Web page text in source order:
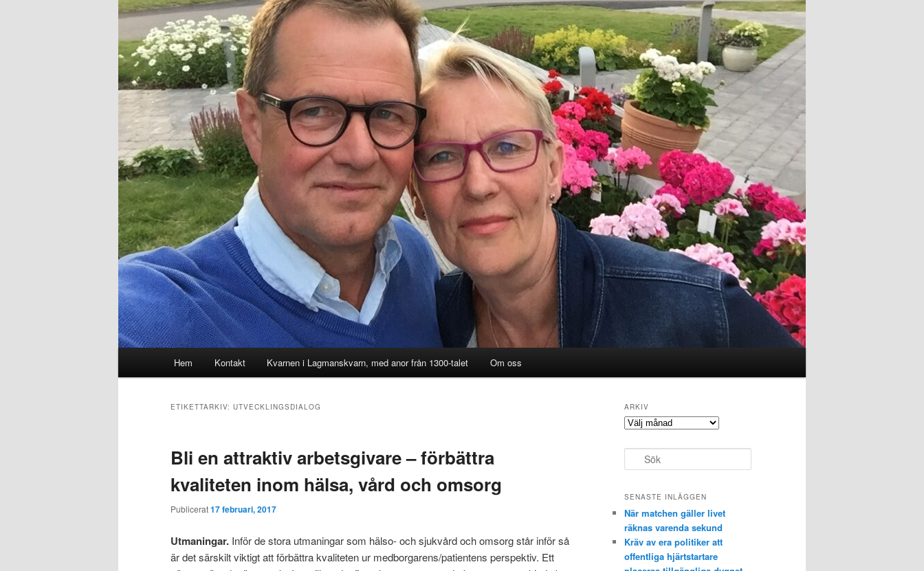
Hem Kontakt Kvarnen i Lagmanskvarn, med anor från 1300-talet Om oss
ETIKETTARKIV: UTVECKLINGSDIALOG
Bli en attraktiv arbetsgivare – förbättra
kvaliteten inom hälsa, vård och omsorg
Publicerat17 februari, 2017
Utmaningar. Inför de stora utmaningar som hälso- och sjukvård och omsorg står inför så
är det särskilt viktigt att förbättra kvaliteten ur medborgarens/patientens perspektiv. Ett
ARKIV
Arkiv
ö
SENASTE INLÄGGEN
När matchen gäller livet
räknas varenda sekund
Kräv av era politiker att
offentliga hjärtstartare